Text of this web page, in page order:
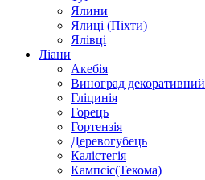
Ялини
Ялиці (Піхти)
Ялівці
Ліани
Акебія
Виноград декоративний
Гліцинія
Горець
Гортензія
Деревогубець
Калістегія
Кампсіс(Текома)